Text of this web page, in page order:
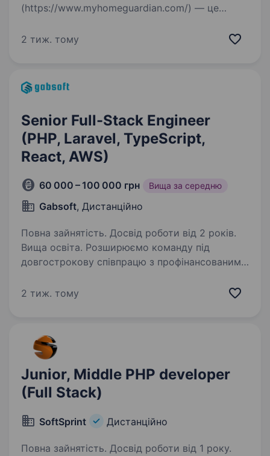
(https://www.myhomeguardian.com/) — це
власників будинків і бізнеси з провідними
2 тиж. тому
Senior Full-Stack Engineer
(PHP, Laravel, TypeScript,
React, AWS)
60 000 – 100 000 грн Вища за середню
Gabsoft, Дистанційно
Повна зайнятість. Досвід роботи від 2 років.
Вища освіта. Розширюємо команду під
довгострокову співпрацю з профінансованим
це платіжна платформа, яка вже працює
2 тиж. тому
Junior, Middle PHP developer
(Full Stack)
SoftSprint Дистанційно
Повна зайнятість. Досвід роботи від 1 року.